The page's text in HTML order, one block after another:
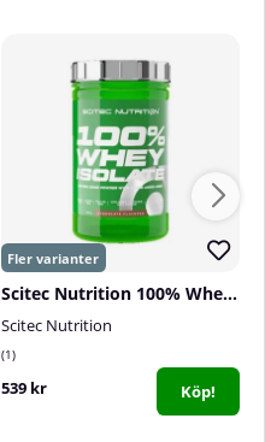
Scitec Nutrition 100% Whey Isolate, 700 g
Scitec Nutrition
1
539 kr Köp!